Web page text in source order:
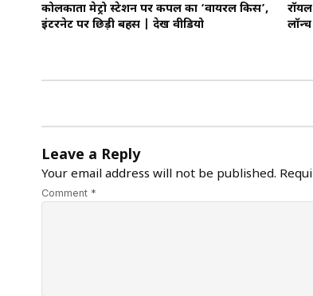
कोलकाता मेट्रो स्टेशन पर कपल का ‘वायरल किस’,
इंटरनेट पर छिड़ी बहस | देखें वीडियो
Leave a Reply
Your email address will not be published.
Comment *